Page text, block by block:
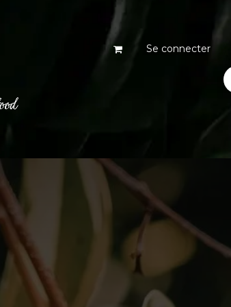
Se connecter